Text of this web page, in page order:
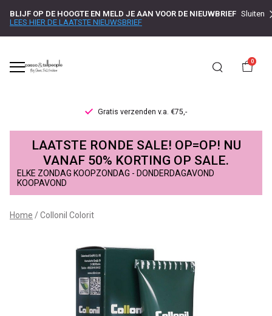
BLIJF OP DE HOOGTE EN MELD JE AAN VOOR DE NIEUWBRIEF
LEES HIER DE LAATSTE NIEUWSBRIEF
Sluiten
0
Gratis verzenden v.a. €75,-
Collonil
Colorit
Passo
LAATSTE RONDE SALE! OP=OP! NU
VANAF 50% KORTING OP SALE.
ELKE ZONDAG KOOPZONDAG - DONDERDAGAVOND
KOOPAVOND
Home Collonil Colorit